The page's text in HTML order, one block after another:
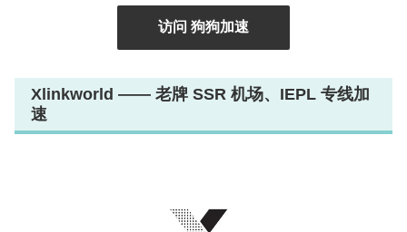
访问 狗狗加速
Xlinkworld —— 老牌 SSR 机场、IEPL 专线加
速